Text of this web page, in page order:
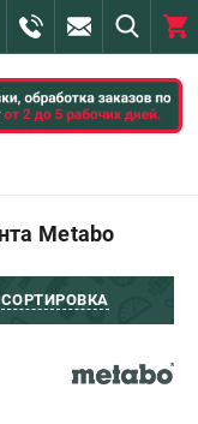
Metabo
СОРТИРОВКА